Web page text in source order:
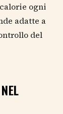
ogni
adatte a
del